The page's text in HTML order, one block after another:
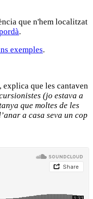
que n'hem localitzat
.
exemples.
explica que les cantaven
(jo estava a
que moltes de les
a casa seva un cop